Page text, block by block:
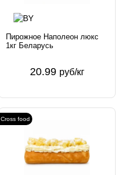
Пирожное Наполеон люкс
1кг Беларусь
20.99 руб/кг
Cross food